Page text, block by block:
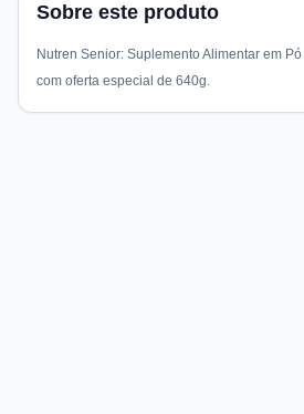
Sobre este produto
Nutren Senior: Suplemento Alimentar em
com oferta especial de 640g.